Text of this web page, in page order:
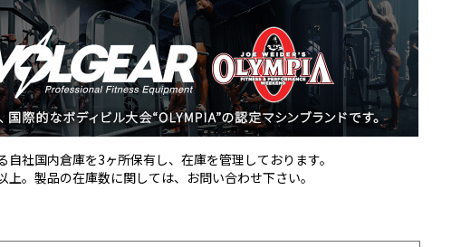
社国内倉庫を3ヶ所保有し、在庫を管理しております。
。製品の在庫数に関しては、お問い合わせ下さい。